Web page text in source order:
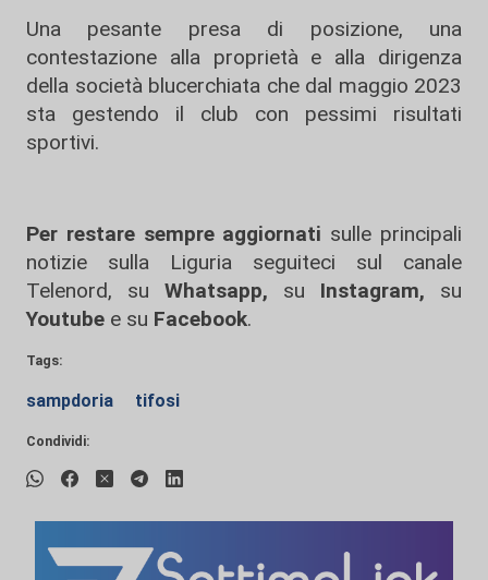
Una pesante presa di posizione, una
contestazione alla proprietà e alla dirigenza
della società blucerchiata che dal maggio 2023
sta gestendo il club con pessimi risultati
sportivi.
Per restare sempre aggiornati sulle principali
notizie sulla Liguria seguiteci sul canale
Telenord, su
Whatsapp, su Instagram, su
Youtube e su Facebook.
Tags:
sampdoria tifosi
Condividi: